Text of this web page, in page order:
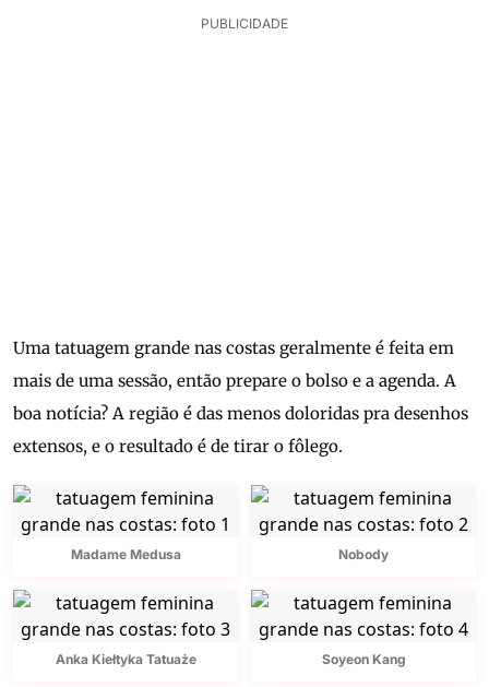
PUBLICIDADE
Uma tatuagem grande nas costas geralmente é feita em
mais de uma sessão, então prepare o bolso e a agenda. A
boa notícia? A região é das menos doloridas pra desenhos
extensos, e o resultado é de tirar o fôlego.
Madame Medusa Nobody
Anka Kiełtyka Tatuaże Soyeon Kang